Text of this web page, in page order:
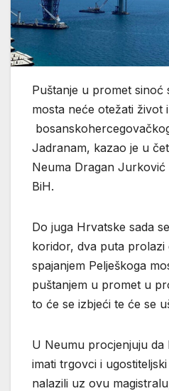
Puštanje u promet sinoć
mosta neće otežati život
Jadranam, kazao je u
Neuma Dragan Jurković
BiH.
Do juga Hrvatske sada
koridor, dva puta prolazi
spajanjem Pelješkoga
puštanjem u promet u
to će se izbjeći te će se
U Neumu procjenjuju da
imati trgovci i
nalazili uz ovu